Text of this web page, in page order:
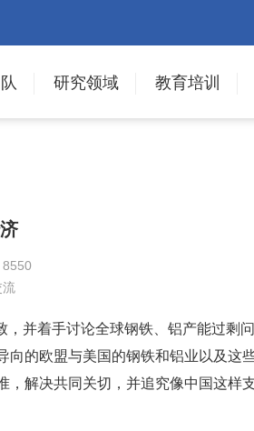
研究领域 教育培训
流
，并着手讨论全球钢铁、铝产能过剩问
向的欧盟与美国的钢铁和铝业以及这
，解决共同关切，并追究像中国这样